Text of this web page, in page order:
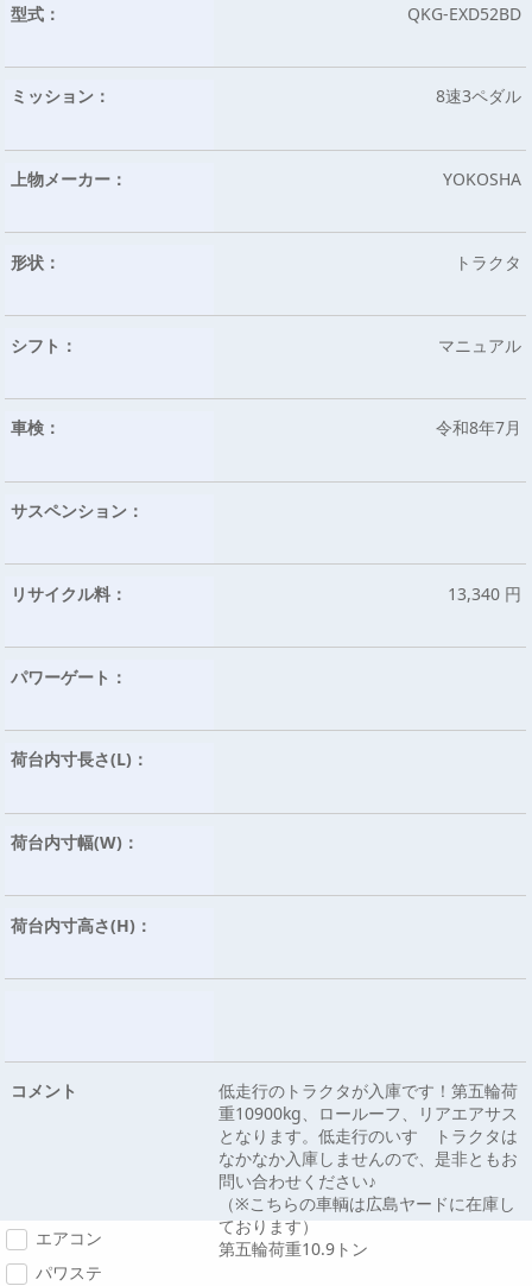
型式： QKG-EXD52BD
ミッション： 8速3ペダル
上物メーカー： YOKOSHA
形状： トラクタ
シフト： マニュアル
車検： 令和8年7月
サスペンション：
リサイクル料： 13,340 円
パワーゲート：
荷台内寸長さ(L)：
荷台内寸幅(W)：
荷台内寸高さ(H)：
コメント
低走行のトラクタが入庫です！第五輪荷
重10900kg、ロールーフ、リアエアサス
となります。低走行のいすゞトラクタは
なかなか入庫しませんので、是非ともお
問い合わせください♪
（※こちらの車輌は広島ヤードに在庫し
ております）
第五輪荷重10.9トン
エアコン
パワステ